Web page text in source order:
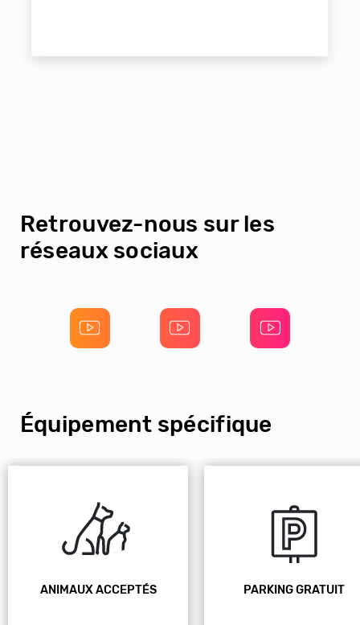
Équipement spécifique
ANIMAUX ACCEPTÉS PARKING GRATUIT
Retrouvez-nous sur les
réseaux sociaux